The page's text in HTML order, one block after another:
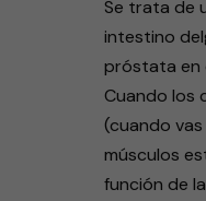
Se trata de
intestino
próstata en
Cuando los
(cuando
músculos
función de